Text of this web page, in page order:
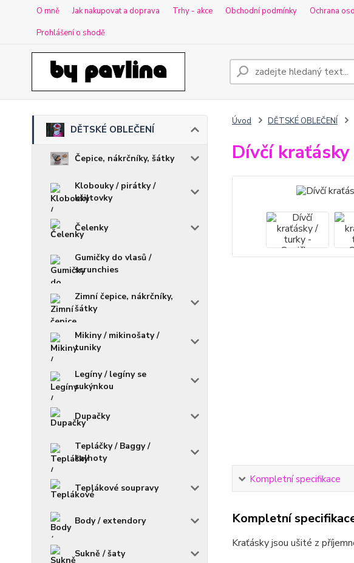
O mně Jak nakupovat a doprava Trhy - akce Obchodní podmínky Ochrana
Prohlášení o shodě
DĚTSKÉ OBLEČENÍ
Čepice, nákrčníky, šátky
Klobouky / pirátky /
kšiltovky
Čelenky
Gumičky do vlasů /
scrunchies
Zimní čepice, nákrčníky,
šátky
Mikiny / mikinošaty /
tuniky
Legíny / legíny se
sukýnkou
Dupačky
Tepláčky / Baggy /
kalhoty
Teplákové soupravy
Body / extendory
Sukně / šaty
Úvod DĚTSKÉ OBLEČENÍ
Dívčí
Kompletní specifikace
Kompletní
Kraťásky jsou ušité z